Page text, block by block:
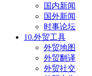
国内新闻
国外新闻
时事论坛
10.外贸工具
外贸地图
外贸翻译
外贸社交